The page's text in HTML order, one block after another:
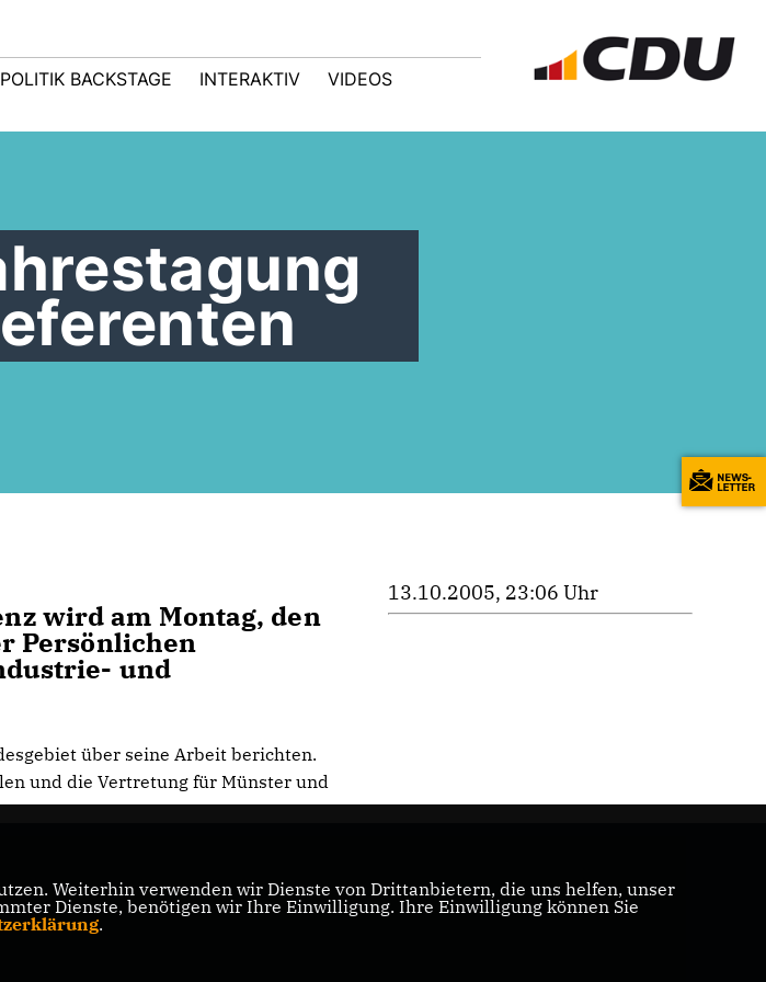
POLITIK BACKSTAGE INTERAKTIV VIDEOS
wird am Montag, den
Persönlichen
und
über seine Arbeit berichten.
und die Vertretung für Münster und
13.10.2005, 23:06 Uhr
Weiterhin verwenden wir Dienste von Drittanbietern, die uns helfen, unser
Dienste, benötigen wir Ihre Einwilligung. Ihre Einwilligung können Sie
.